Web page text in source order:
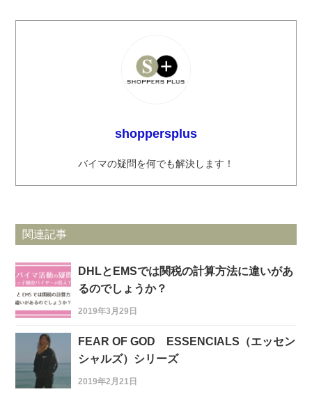
shoppersplus
バイマの疑問を何でも解決します！
関連記事
DHLとEMSでは関税の計算方法に違いがあ
るのでしょうか？
2019年3月29日
FEAR OF GOD ESSENCIALS（エッセン
シャルズ）シリーズ
2019年2月21日